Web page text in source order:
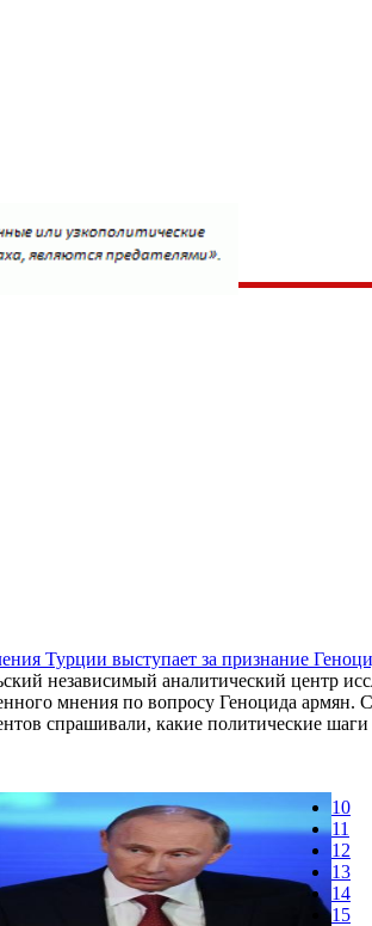
Турции выступает за признание
независимый аналитический центр
мнения по вопросу Геноцида армян.
спрашивали, какие политические
10
11
12
13
14
15